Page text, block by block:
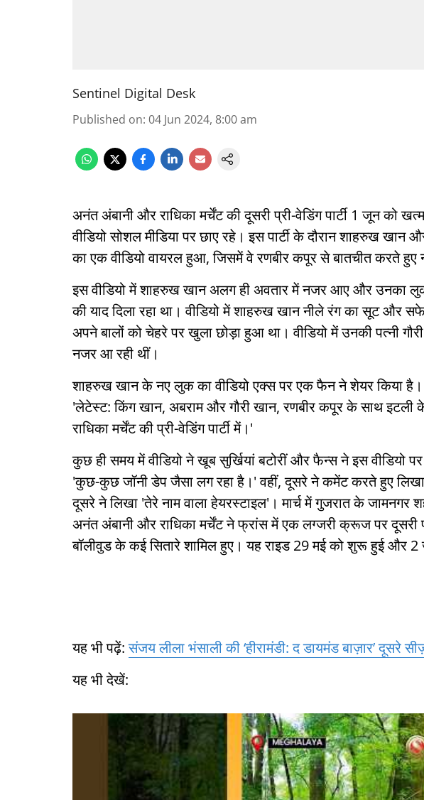
Sentinel Digital Desk
Published on: 04 Jun 2024, 8:00 am
अनंत अंबानी और राधिका मर्चेंट की दूसरी प्री-वेडिंग पार्टी 1 जून को
वीडियो सोशल मीडिया पर छाए रहे। इस पार्टी के दौरान शाहरुख
का एक वीडियो वायरल हुआ, जिसमें वे रणबीर कपूर से बातचीत करते
इस वीडियो में शाहरुख खान अलग ही अवतार में नजर आए और उनका
की याद दिला रहा था। वीडियो में शाहरुख खान नीले रंग का सूट और
अपने बालों को चेहरे पर खुला छोड़ा हुआ था। वीडियो में उनकी पत्नी
नजर आ रही थीं।
शाहरुख खान के नए लुक का वीडियो एक्स पर एक फैन ने शेयर किया है।
'लेटेस्ट: किंग खान, अबराम और गौरी खान, रणबीर कपूर के साथ इटली
राधिका मर्चेंट की प्री-वेडिंग पार्टी में।'
कुछ ही समय में वीडियो ने खूब सुर्खियां बटोरीं और फैन्स ने इस वीडियो
'कुछ-कुछ जॉनी डेप जैसा लग रहा है।' वहीं, दूसरे ने कमेंट करते हुए
दूसरे ने लिखा 'तेरे नाम वाला हेयरस्टाइल'। मार्च में गुजरात के जामनगर
अनंत अंबानी और राधिका मर्चेंट ने फ्रांस में एक लग्जरी क्रूज पर दूसरी
बॉलीवुड के कई सितारे शामिल हुए। यह राइड 29 मई को शुरू हुई और
यह भी पढ़ें:संजय लीला भंसाली की ‘हीरामंडी: द डायमंड बाज़ार’ दूसरे
यह भी देखें: